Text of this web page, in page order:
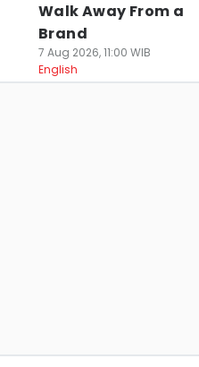
Walk Away From a
Brand
7 Aug 2026, 11:00 WIB
English